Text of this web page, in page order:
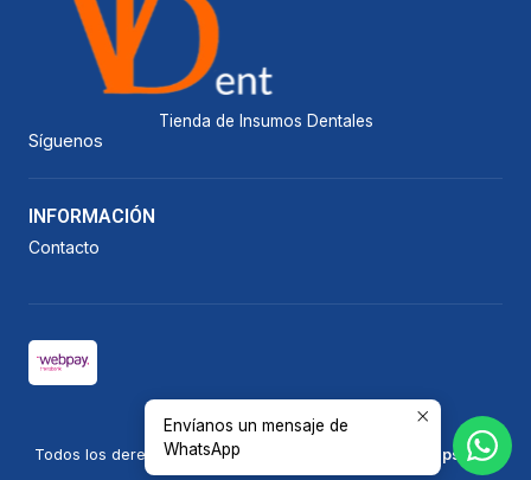
Tienda de Insumos Dentales
Síguenos
INFORMACIÓN
Contacto
2026 Vicedent.
Todos los derechos reservados.
Desarrollado por Jumpseller.
Envíanos un mensaje de
WhatsApp